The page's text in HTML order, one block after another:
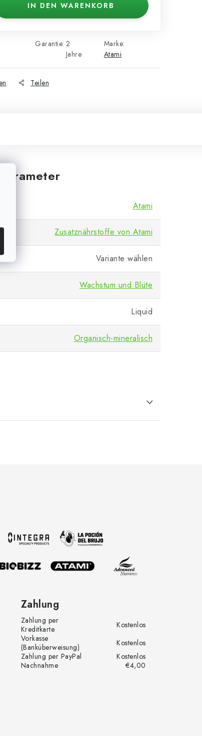
IN DEN WARENKORB
Marke:
Atami
Garantie: 2
Jahre
Teilen
Atami
Zusatznährstoffe von Atami
Variante wählen
Wachstum und Blüte
Liquid
Organisch-mineralisch
Zahlung
Zahlung per
Kreditkarte
Kostenlos
Vorkasse
(Banküberweisung)
Kostenlos
Zahlung per PayPal
Kostenlos
Nachnahme
€4,00